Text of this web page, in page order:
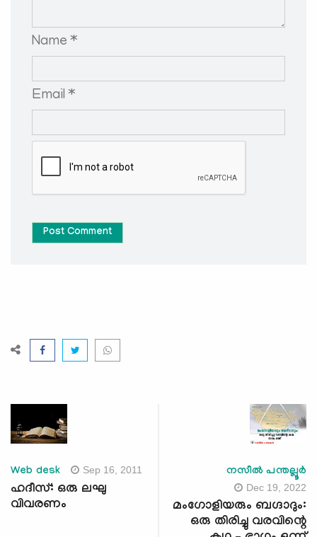
Name *
Email *
Post Comment
Web desk Sep 16, 2011
ഹദീസ്: ഒരു ലഘു
വിവരണം
നസീൽ പന്തല്ലൂർ
Dec 19, 2022
മംഗോളിയരും ബഗ്ദാദും:
ഒരു തിരിച്ചു വരവിന്റെ